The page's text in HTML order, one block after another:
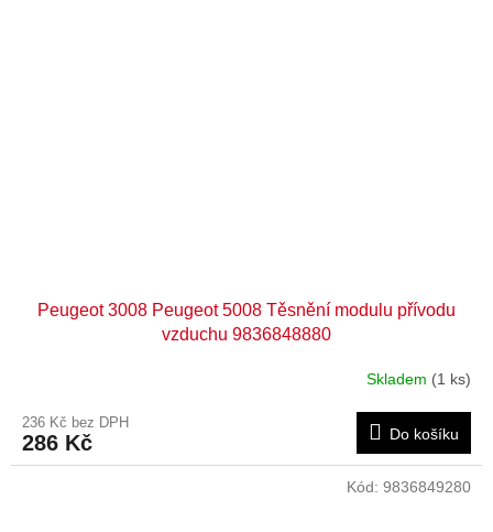
Peugeot 3008 Peugeot 5008 Těsnění modulu přívodu
vzduchu 9836848880
Skladem (1 ks)
236 Kč bez DPH
286 Kč Do košíku
Kód: 9836849280